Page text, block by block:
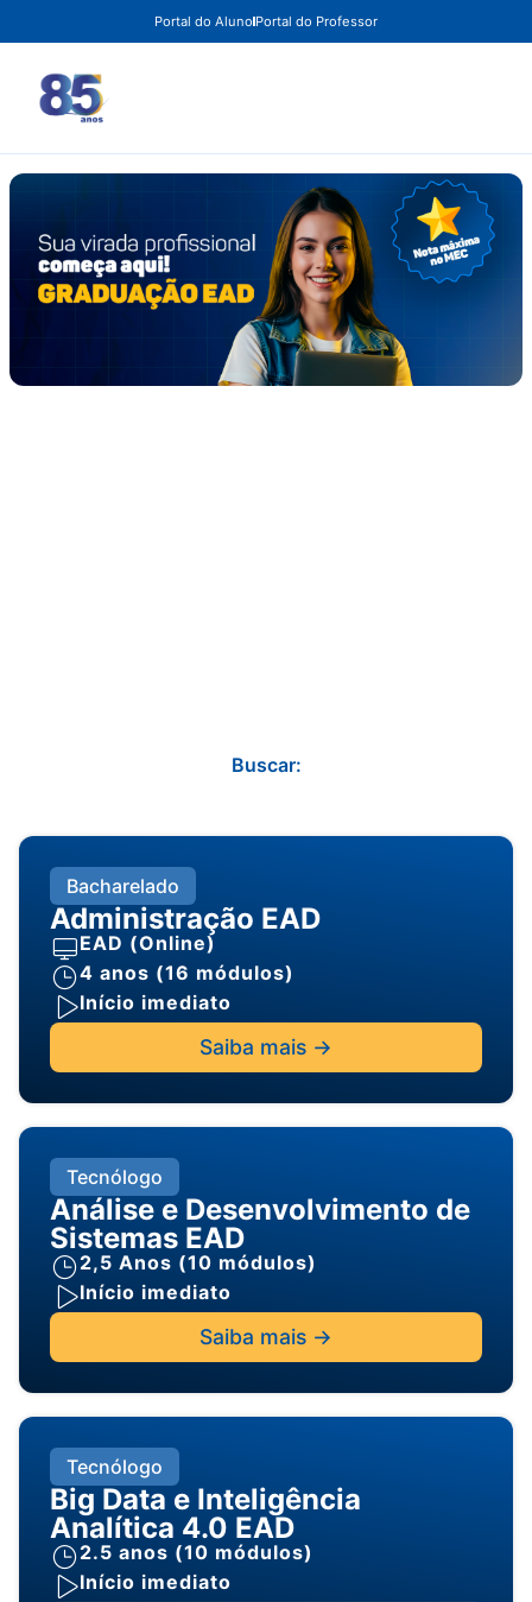
Portal do Aluno Portal do Professor
Buscar:
Bacharelado
Administração EAD
EAD (Online)
4 anos (16 módulos)
Início imediato
Saiba mais ->
Tecnólogo
Análise e Desenvolvimento de
Sistemas EAD
2,5 Anos (10 módulos)
Início imediato
Saiba mais ->
Tecnólogo
Big Data e Inteligência
Analítica 4.0 EAD
2.5 anos (10 módulos)
Início imediato